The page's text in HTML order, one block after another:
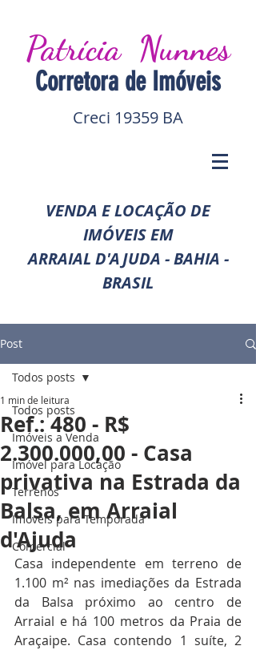
Patrícia Nunnes
Corretora de Imóveis
Creci 19359 BA
VENDA E LOCAÇÃO DE
IMÓVEIS EM
ARRAIAL D'AJUDA - BAHIA -
BRASIL
Post
Todos posts
Imóveis a Venda
Imóvel para Locação
Terrenos
Imóveis para Temporada
Comercial
Todos posts
Ref.: 480 - R$
2.300.000,00 - Casa
privativa na Estrada da
Balsa, em Arraial
d'Ajuda
1 min de leitura
Casa independente em terreno de
1.100 m² nas imediações da Estrada
da Balsa próximo ao centro de
Arraial e há 100 metros da Praia de
Araçaipe. Casa contendo 1 suíte, 2